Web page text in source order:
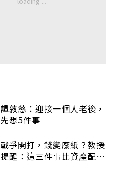
譚敦慈：迎接一個人老後，
先想5件事
戰爭開打，錢變廢紙？教授
提醒：這三件事比資產配置